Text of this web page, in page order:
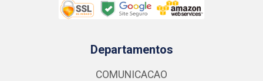
Departamentos
COMUNICACAO